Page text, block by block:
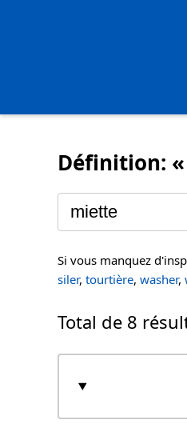
Définition:
Si vous manquez
siler, tourtière, washer,
Total de 8